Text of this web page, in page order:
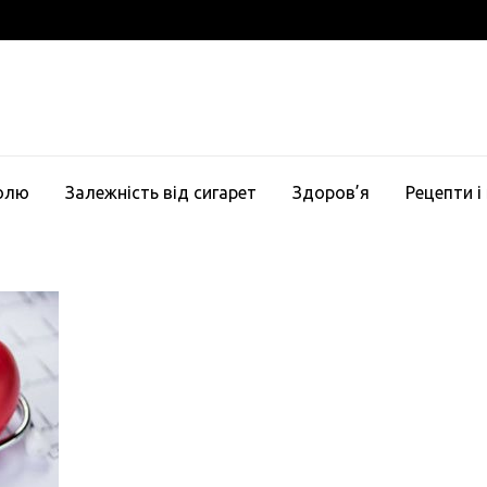
Залежність від сигарет Здоров’я Рецепти